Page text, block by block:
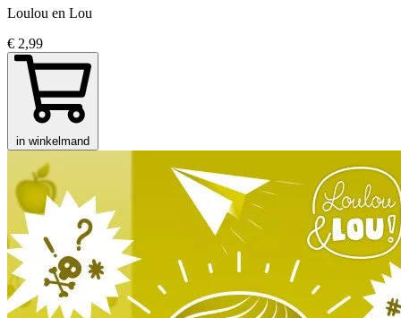
Loulou en Lou
€ 2,99
in winkelmand